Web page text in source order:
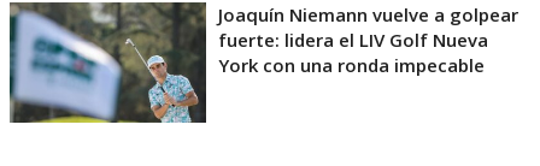
Joaquín Niemann vuelve a golpear
fuerte: lidera el LIV Golf Nueva
York con una ronda impecable